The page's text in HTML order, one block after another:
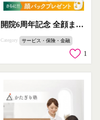
開院6周年記念 全顔まるごとシミ治療5回コース
Category サービス・保険・金融
1